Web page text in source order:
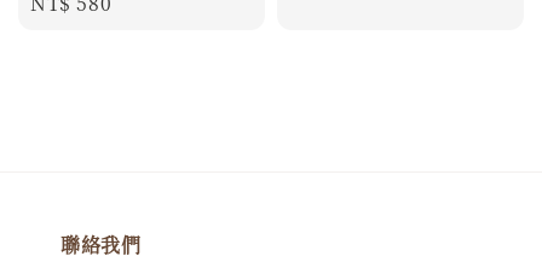
聯絡我們